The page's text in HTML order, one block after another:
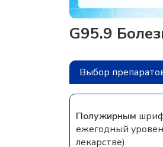
G95.9
Выбор
Полужирным
ежегодный
лекарстве).